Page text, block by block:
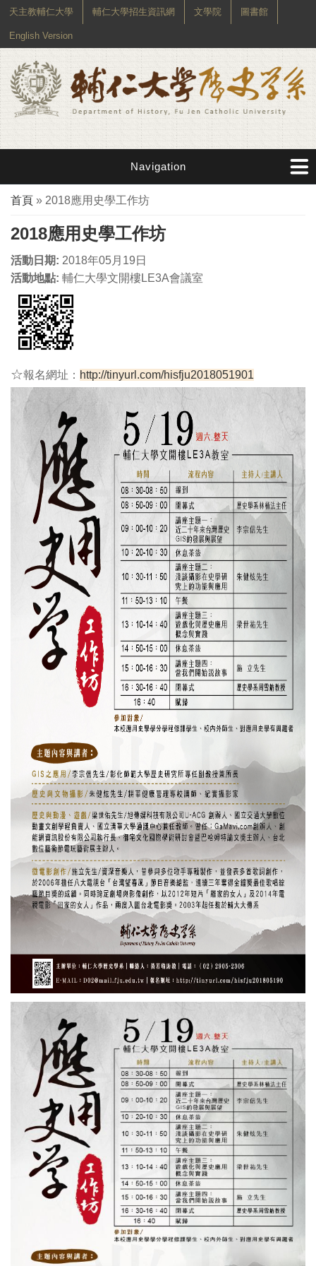
天主教輔仁大學 輔仁大學招生資訊網 文學院 圖書館
English Version
Navigation
您在這裡
首頁 » 2018應用史學工作坊
2018應用史學工作坊
活動日期: 2018年05月19日
活動地點: 輔仁大學文開樓LE3A會議室
☆報名網址： http://tinyurl.com/hisfju2018051901